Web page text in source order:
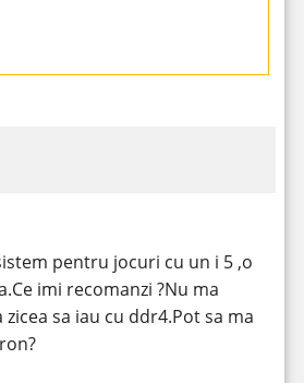
pentru jocuri cu un i 5 ,o
imi recomanzi ?Nu ma
sa iau cu ddr4.Pot sa ma